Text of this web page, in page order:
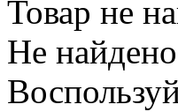
Товар не
Не